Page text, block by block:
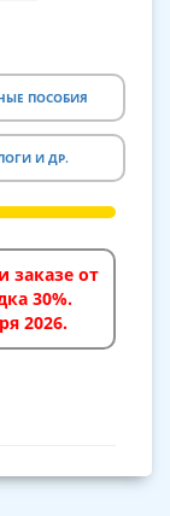
ПОСОБИЯ
И ДР.
заказе от
30%.
2026.